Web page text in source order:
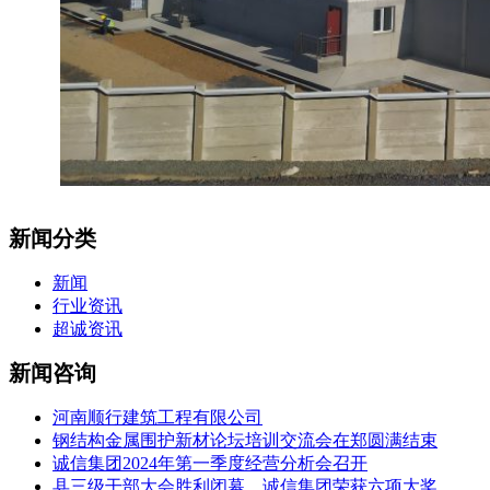
新闻分类
新闻
行业资讯
超诚资讯
新闻咨询
河南顺行建筑工程有限公司
钢结构金属围护新材论坛培训交流会在郑圆满结束
诚信集团2024年第一季度经营分析会召开
县三级干部大会胜利闭幕，诚信集团荣获六项大奖